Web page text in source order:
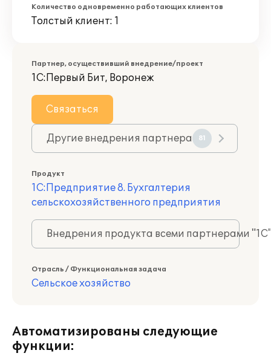
Количество одновременно работающих клиентов
Толстый клиент: 1
Партнер, осуществивший внедрение/проект
1С:Первый Бит, Воронеж
Связаться
Другие внедрения партнера 81
Продукт
1С:Предприятие 8. Бухгалтерия
сельскохозяйственного предприятия
Внедрения продукта всеми партнерами
Отрасль / Функциональная задача
Сельское хозяйство
Автоматизированы следующие
функции: